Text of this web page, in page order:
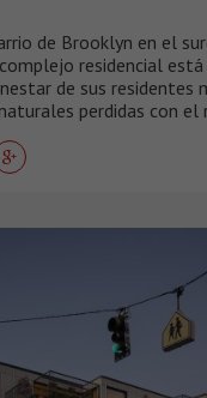
de Brooklyn en el
residencial está
de sus residentes
perdidas con